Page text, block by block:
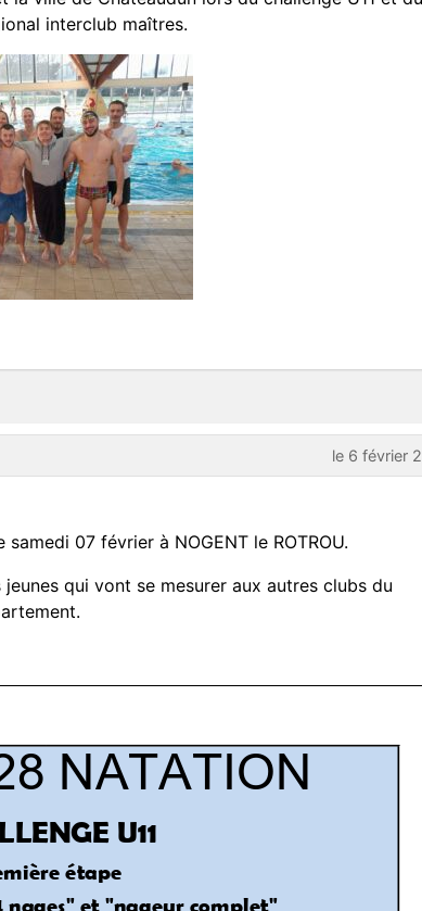
interclub maîtres.
le 6 février
07 février à NOGENT le ROTROU.
qui vont se mesurer aux autres clubs du